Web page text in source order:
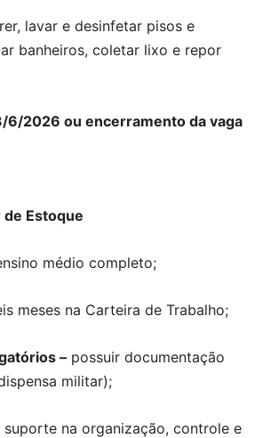
lavar e desinfetar pisos e
banheiros, coletar lixo e repor
6/2026 ou encerramento da vaga
de Estoque
médio completo;
meses na Carteira de Trabalho;
– possuir documentação
militar);
suporte na organização, controle e